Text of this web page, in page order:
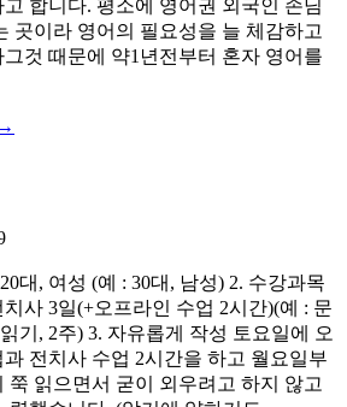
합니다. 평소에 영어권 외국인 손님
곳이라 영어의 필요성을 늘 체감하고
것 때문에 약1년전부터 혼자 영어를
대, 여성 (예 : 30대, 남성) 2. 수강과목
사 3일(+오프라인 수업 2시간)(예 : 문
기, 2주) 3. 자유롭게 작성 토요일에 오
전치사 수업 2시간을 하고 월요일부
쭉 읽으면서 굳이 외우려고 하지 않고